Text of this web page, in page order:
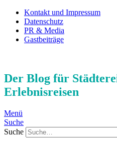
Kontakt und Impressum
Datenschutz
PR & Media
Gastbeiträge
Der Blog für
Erlebnisreisen
Menü
Suche
Suche